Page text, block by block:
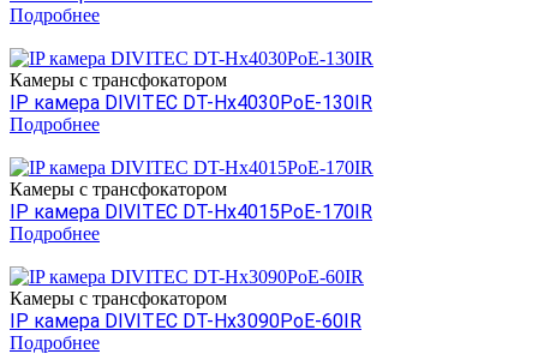
Подробнее
Камеры c трансфокатором
IP камера DIVITEC DT-Hх4030PoE-130IR
Подробнее
Камеры c трансфокатором
IP камера DIVITEC DT-Hх4015PoE-170IR
Подробнее
Камеры c трансфокатором
IP камера DIVITEC DT-Hх3090PoE-60IR
Подробнее